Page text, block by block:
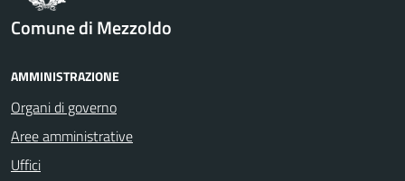
Comune di Mezzoldo
AMMINISTRAZIONE
Organi di governo
Aree amministrative
Uffici